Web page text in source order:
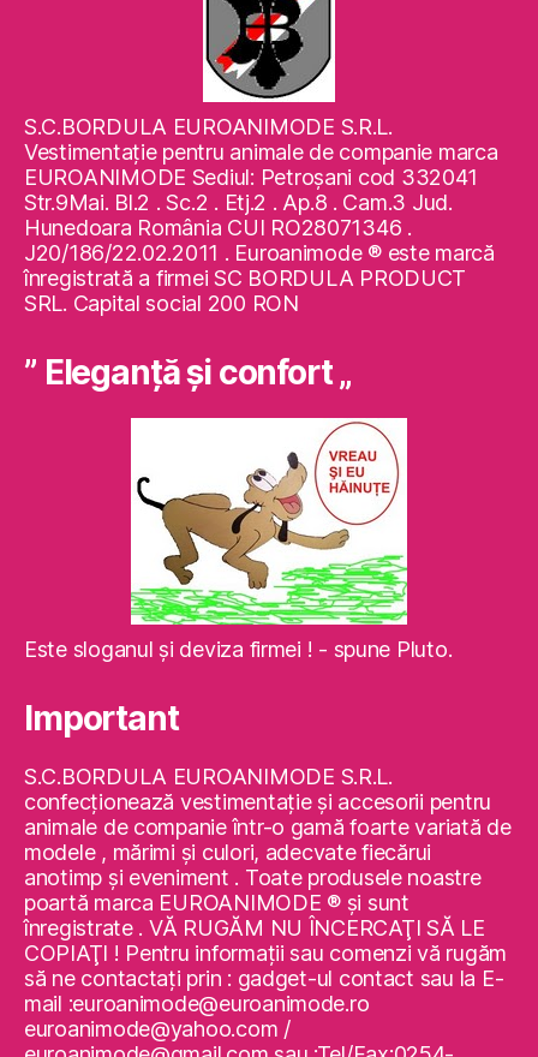
S.C.BORDULA EUROANIMODE S.R.L.
Vestimentaţie pentru animale de companie marca
EUROANIMODE Sediul: Petroşani cod 332041
Str.9Mai. Bl.2 . Sc.2 . Etj.2 . Ap.8 . Cam.3 Jud.
Hunedoara România CUI RO28071346 .
J20/186/22.02.2011 . Euroanimode ® este marcă
înregistrată a firmei SC BORDULA PRODUCT
SRL. Capital social 200 RON
” Eleganţă şi confort „
Este sloganul şi deviza firmei ! - spune Pluto.
Important
S.C.BORDULA EUROANIMODE S.R.L.
confecţionează vestimentaţie şi accesorii pentru
animale de companie într-o gamă foarte variată de
modele , mărimi şi culori, adecvate fiecărui
anotimp şi eveniment . Toate produsele noastre
poartă marca EUROANIMODE ® şi sunt
înregistrate . VĂ RUGĂM NU ÎNCERCAŢI SĂ LE
COPIAŢI ! Pentru informaţii sau comenzi vă rugăm
să ne contactaţi prin : gadget-ul contact sau la E-
mail :euroanimode@euroanimode.ro
euroanimode@yahoo.com /